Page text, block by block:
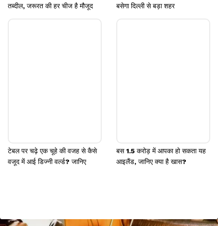
तब्दील, जरूरत की हर चीज है मौजूद
बसेगा दिल्ली से बड़ा शहर
टेबल पर चढ़े एक चूहे की वजह से कैसे
वजूद में आई डिज्नी वर्ल्ड? जानिए
बस 1.5 करोड़ में आपका हो सकता यह
आइलैंड, जानिए क्या है खास?